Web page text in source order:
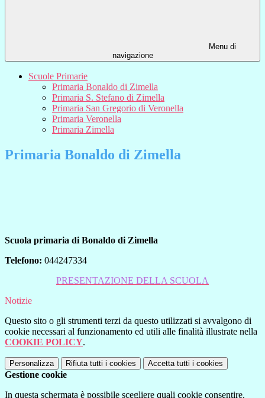
Menu di
navigazione
Scuole Primarie
Primaria Bonaldo di Zimella
Primaria S. Stefano di Zimella
Primaria San Gregorio di Veronella
Primaria Veronella
Primaria Zimella
Primaria Bonaldo di Zimella
Scuola primaria di Bonaldo di Zimella
Telefono: 044247334
PRESENTAZIONE DELLA SCUOLA
Notizie
Questo sito o gli strumenti terzi da questo utilizzati si avvalgono di
cookie necessari al funzionamento ed utili alle finalità illustrate nella
COOKIE POLICY.
Personalizza Rifiuta tutti i cookies Accetta tutti i cookies
Gestione cookie
In questa schermata è possibile scegliere quali cookie consentire.